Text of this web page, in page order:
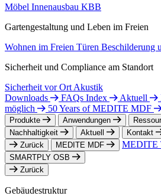
Möbel Innenausbau KBB
Gartengestaltung und Leben im Freien
Wohnen im Freien Türen Beschilderung
Sicherheit und Compliance am Standort
Sicherheit vor Ort Akustik
Downloads
FAQs Index Aktuell
möglich
50 Years of MEDITE MDF
Produkte Anwendungen
Nachhaltigkeit
Aktuell
Kontakt
Zurück
MEDITE MDF MEDITE
SMARTPLY OSB
Zurück
Gebäudestruktur